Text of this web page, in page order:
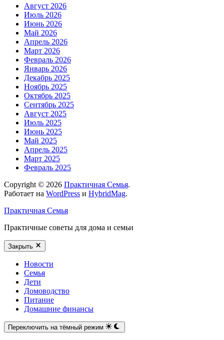
Август 2026
Июль 2026
Июнь 2026
Май 2026
Апрель 2026
Март 2026
Февраль 2026
Январь 2026
Декабрь 2025
Ноябрь 2025
Октябрь 2025
Сентябрь 2025
Август 2025
Июль 2025
Июнь 2025
Май 2025
Апрель 2025
Март 2025
Февраль 2025
Copyright © 2026 Практичная Семья.
Работает на WordPress и HybridMag.
Практичная Семья
Практичные советы для дома и семьи
Закрыть
Новости
Семья
Дети
Домоводство
Питание
Домашние финансы
Переключить на тёмный режим